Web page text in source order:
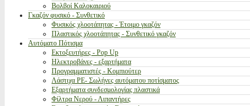
Βολβοί Καλοκαιριού
Γκαζόν φυσικό - Συνθετικό
Φυσικός χλοοτάπητας - Έτοιμο γκαζόν
Πλαστικός χλοοτάπητας - Συνθετικό γκαζόν
Αυτόματο Πότισμα
Εκτοξευτήρες - Pop Up
Ηλεκτροβάνες - εξαρτήματα
Προγραμματιστές - Κομπιούτερ
Λάστιχα PE- Σωλήνες αυτόματου ποτίσματος
Εξαρτήματα συνδεσμολογίας πλαστικά
Φίλτρα Νερού - Λιπαντήρες